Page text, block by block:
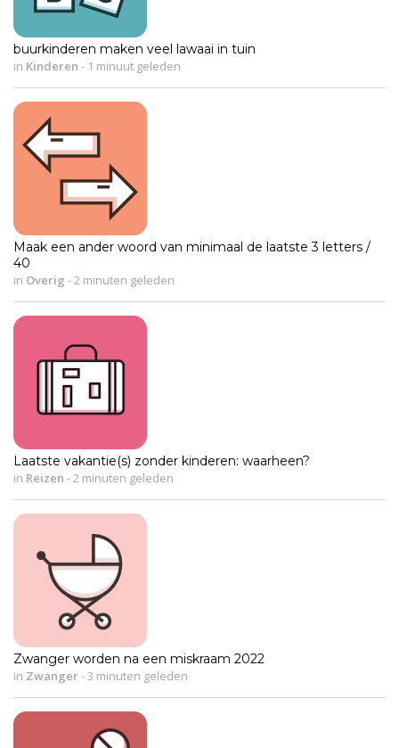
buurkinderen maken veel lawaai in tuin
in Kinderen - 1 minuut geleden
Maak een ander woord van minimaal de laatste 3 letters /
40
in Overig -2 minuten geleden
Laatste vakantie(s) zonder kinderen: waarheen?
in Reizen -2 minuten geleden
Zwanger worden na een miskraam 2022
in Zwanger-3 minuten geleden